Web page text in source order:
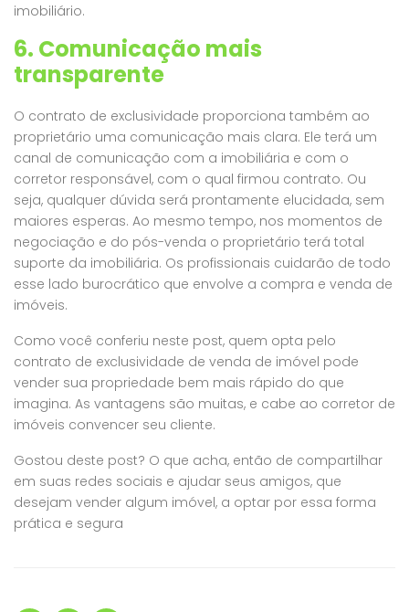
imobiliário.
6. Comunicação mais
transparente
O contrato de exclusividade proporciona também ao
proprietário uma comunicação mais clara. Ele terá um
canal de comunicação com a imobiliária e com o
corretor responsável, com o qual firmou contrato. Ou
seja, qualquer dúvida será prontamente elucidada, sem
maiores esperas. Ao mesmo tempo, nos momentos de
negociação e do pós-venda o proprietário terá total
suporte da imobiliária. Os profissionais cuidarão de todo
esse lado burocrático que envolve a compra e venda de
imóveis.
Como você conferiu neste post, quem opta pelo
contrato de exclusividade de venda de imóvel pode
vender sua propriedade bem mais rápido do que
imagina. As vantagens são muitas, e cabe ao corretor de
imóveis convencer seu cliente.
Gostou deste post? O que acha, então de compartilhar
em suas redes sociais e ajudar seus amigos, que
desejam vender algum imóvel, a optar por essa forma
prática e segura